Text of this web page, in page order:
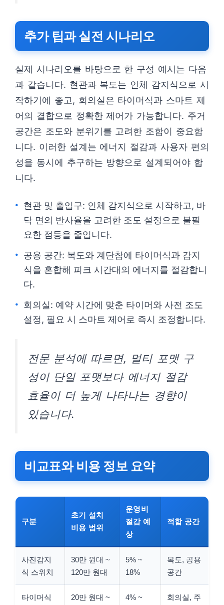
추가 팁과 실전 시나리오
실제 시나리오를 바탕으로 한 구성 예시는 다음
과 같습니다. 현관과 복도는 인체 감지식으로 시
작하기에 좋고, 회의실은 타이머식과 스마트 제
어의 결합으로 정확한 제어가 가능합니다. 주거
공간은 조도와 분위기를 고려한 조합이 중요합
니다. 이러한 설계는 에너지 절감과 사용자 편의
성을 동시에 추구하는 방향으로 설계되어야 합
니다.
현관 및 출입구: 인체 감지식으로 시작하고, 바
닥 면의 반사율을 고려한 조도 설정으로 불필
요한 점등을 줄입니다.
공용 공간: 복도와 계단참에 타이머식과 감지
식을 혼합해 피크 시간대의 에너지를 절감합니
다.
회의실: 예약 시간에 맞춘 타이머와 사전 조도
설정, 필요 시 스마트 제어로 즉시 조정합니다.
전문 분석에 따르면, 멀티 포맷 구
성이 단일 포맷보다 에너지 절감
효율이 더 높게 나타나는 경향이
있습니다.
비교표와 비용 정보 요약
구분
초기 설치
비용 범위
운영비
절감 예
상
적합 공간
사진감지
식 스위치
30만 원대 ~
120만 원대
5% ~
18%
복도, 공용
공간
타이머식
20만 원대 ~
4% ~
회의실, 주